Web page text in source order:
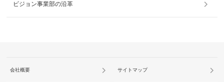
ビジョン事業部の沿革
会社概要 サイトマップ